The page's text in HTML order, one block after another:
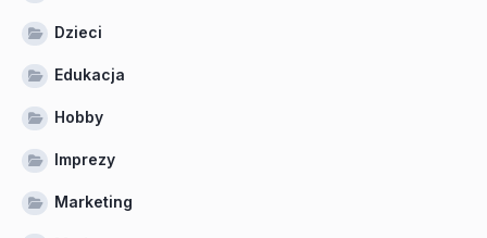
Dzieci
Edukacja
Hobby
Imprezy
Marketing